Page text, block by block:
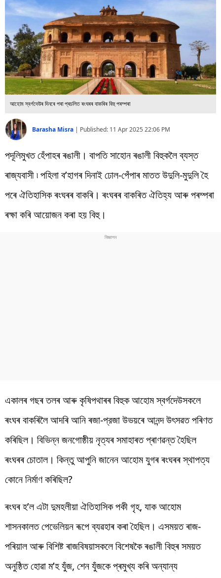
Videos
আহোম স্বৰ্গদেউৰ দিনৰে পৰা প্ৰচলিত ৰংঘৰৰ বাকৰিৰ বিহু পৰম্পৰা
Barasha Misra | Published: 11 Apr 2025 22:06 PM
পদূলিমুখত হেঁপাহৰ ৰঙালী। বাপতি সাহোন ৰঙালী বিহুকলৈ ব্যস্ত
ৰাজ্যবাসী ৷ পহিলা ব’হাগৰ দিনাই ঢোল-পেঁপাৰ মাতত উদুলি-মুদুলি হৈ
পৰে ঐতিহাসিক ৰংঘৰৰ বাকৰি। ৰংঘৰৰ বাকৰিত ঐতিহ্য আৰু পৰম্পৰা
ৰক্ষা কৰি আয়োজন কৰা হয় বিহু।
একালৰ গছৰ তলৰ আৰু কৃষিপথাৰৰ বিহুক আহোম স্বৰ্গদেউসকলে
ৰংঘৰ বাকৰিলৈ আদৰি আনি ৰজা-প্রজা উভয়ৰে আনন্দ উৎসৱত পৰিণত
কৰিছিল। বিভিন্ন জনগোষ্ঠীয় নৃত্যৰ সমাহাৰত প্ৰাণৱন্ত হৈছিল
ৰংঘৰৰ চোতাল। কিন্তু আপুনি জানেন আহোম যুগৰ ৰংঘৰৰ স্থাপত্য
কোনে নিৰ্মাণ কৰিছিল?
ৰংঘৰ হ’ল এটা দুমহলীয়া ঐতিহাসিক পকী গৃহ, যাক আহোম
শাসনকালত পেভেলিয়ন ৰূপে ব্যৱহাৰ কৰা হৈছিল। এসময়ত ৰাজ-
পৰিয়াল আৰু বিশিষ্ট ৰাজবিষয়াসকলে বিশেষকৈ ৰঙালী বিহুৰ সময়ত
অনুষ্ঠিত হোৱা ম’হ যুঁজ, শেন যুঁজকে প্ৰমুখ্য কৰি অন্যান্য